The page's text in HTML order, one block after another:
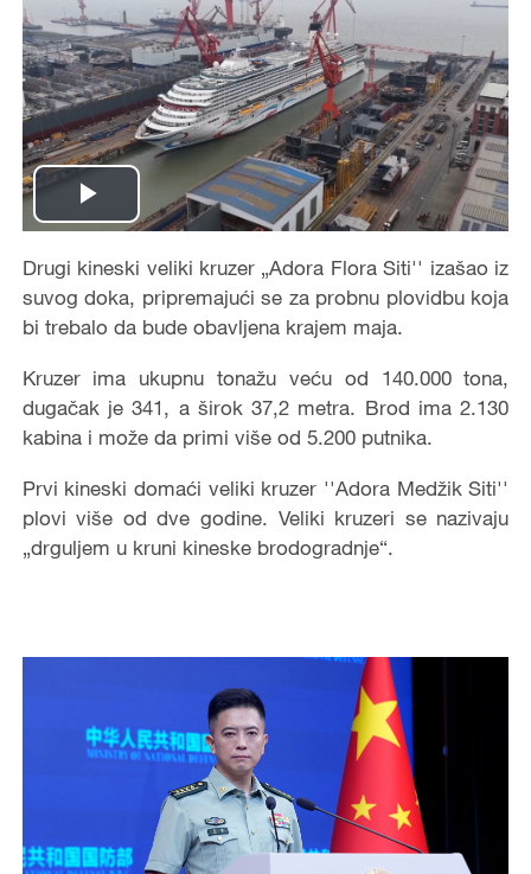
Play
Video
Drugi kineski veliki kruzer „Adora Flora Siti'' izašao iz
suvog doka, pripremajući se za probnu plovidbu koja
bi trebalo da bude obavljena krajem maja.
Kruzer ima ukupnu tonažu veću od 140.000 tona,
dugačak je 341, a širok 37,2 metra. Brod ima 2.130
kabina i može da primi više od 5.200 putnika.
Prvi kineski domaći veliki kruzer ''Adora Medžik Siti''
plovi više od dve godine. Veliki kruzeri se nazivaju
„drguljem u kruni kineske brodogradnje“.